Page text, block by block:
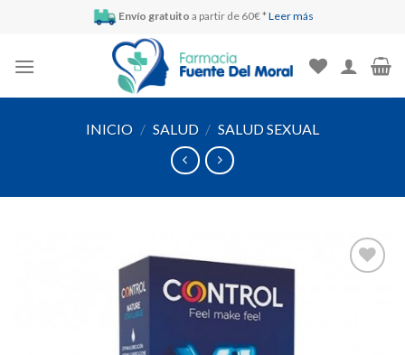
Envío gratuito a partir de 60€ * Leer más
INICIO / SALUD / SALUD SEXUAL